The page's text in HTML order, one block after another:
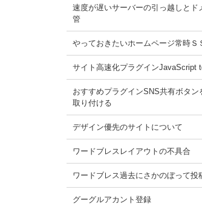
速度が遅いサーバーの引っ越しとド
管
やっておきたいホームページ常時Ｓ
サイト高速化プラグインJavaScript
おすすめプラグインSNS共有ボタン
取り付ける
デザイン優先のサイトについて
ワードブレスレイアウトの不具合
ワードブレス過去にさかのぼって投
グーグルアカント登録